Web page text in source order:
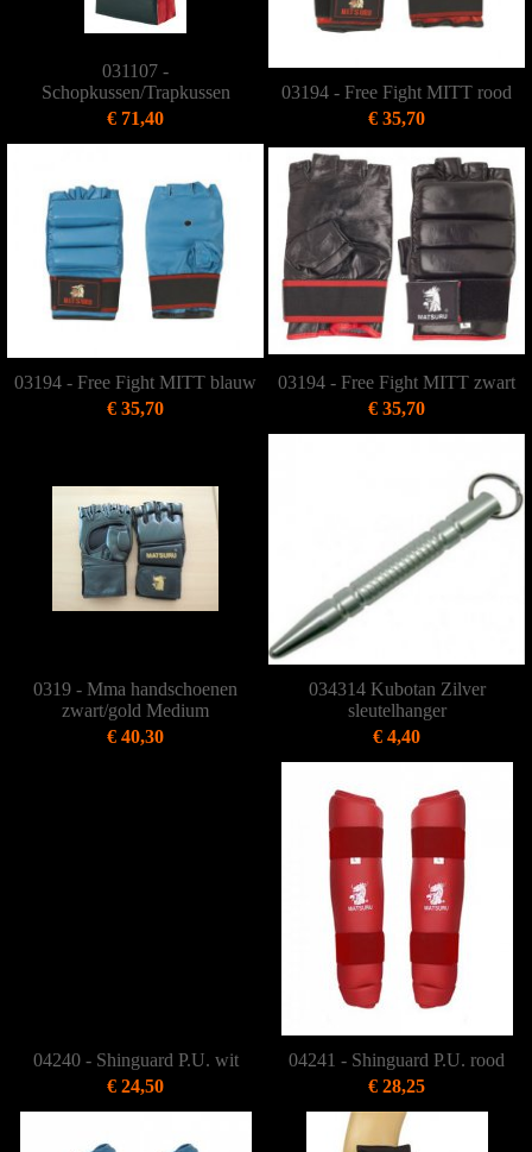
031107 -
Schopkussen/Trapkussen
€ 71,40
03194 - Free Fight MITT rood
€ 35,70
03194 - Free Fight MITT blauw
€ 35,70
03194 - Free Fight MITT zwart
€ 35,70
0319 - Mma handschoenen
zwart/gold Medium
€ 40,30
034314 Kubotan Zilver
sleutelhanger
€ 4,40
04240 - Shinguard P.U. wit
€ 24,50
04241 - Shinguard P.U. rood
€ 28,25